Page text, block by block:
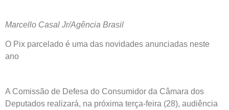
Marcello Casal Jr/Agência Brasil
O Pix parcelado é uma das novidades anunciadas neste
ano
A Comissão de Defesa do Consumidor da Câmara dos
Deputados realizará, na próxima terça-feira (28), audiência